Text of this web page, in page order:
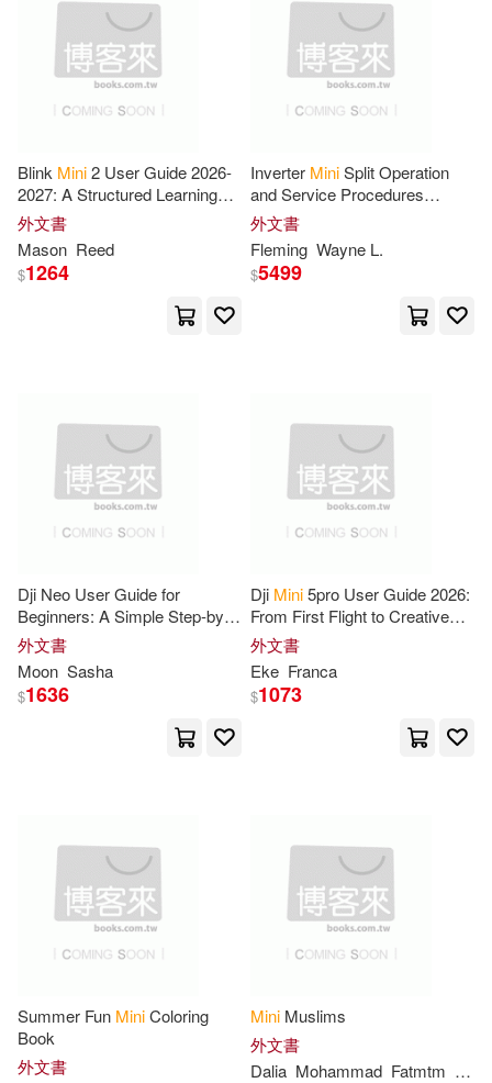
Creative(88)
Over the Wall Dogs(79)
Hanukkah Jewish Vibes(74)
Mini Press(62)
Travel(60)
Carson-Dellosa Publishing Compa
Her Mini Planners(52)
Notebooks(52)
Christmas Pun Vibes(49)
Word(48)
Taranov(46)
LOEN Entertainment(39)
FNC ENTERTAINMENT(36)
Amer Girl Pub(35)
Motorbooks Intl(35)
Running Pr Book Pub(34)
Chronicle Books Llc(32)
Independent Pub Group(30)
Interpark(30)
Oxford Univ Pr(30)
寶島社(30)
Hartley & Marks Pub(26)
現在可購買商品(5693)
作者/演唱/譯/編/繪(1239)
出版社(6)
價格
範圍
Blink Mini2 User Guide 2026-
2027: A Structured Learning
Path for Clear Understanding
and Consistent Progress
外文書
Mason Reed
$1264
Inverter MiniSplit Operation
and Service Procedures
Handbook: A Practical Guide
To Inverter HVAC Systems,
Installation
外文書
Fleming Wayne L.
$5499
Dji Neo User Guide for
Beginners: A Simple Step-by-
Step Manual for Flying,
Filming, and Mastering Your
MiniDrone
外文書
Moon Sasha
$1636
Dji Mini5pro User Guide 2026:
From First Flight to Creative
Genius: Secure Flying, Smart
Control, and 4K Video
外文書
Eke Franca
$1073
Summer Fun MiniColoring
Book
外文書
Mini Muslims
外文書
Dalia Mohammad Fatmtm